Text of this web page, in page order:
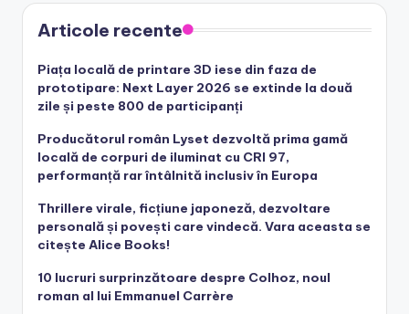
Articole recente
Piața locală de printare 3D iese din faza de
prototipare: Next Layer 2026 se extinde la două
zile și peste 800 de participanți
Producătorul român Lyset dezvoltă prima gamă
locală de corpuri de iluminat cu CRI 97,
performanță rar întâlnită inclusiv în Europa
Thrillere virale, ficțiune japoneză, dezvoltare
personală și povești care vindecă. Vara aceasta se
citește Alice Books!
10 lucruri surprinzătoare despre Colhoz, noul
roman al lui Emmanuel Carrère